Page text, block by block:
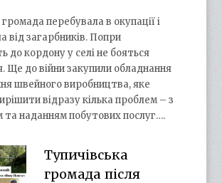
перебувала в окупації і
від загарбників. Попри
до кордону у селі не бояться
Ще до війни закупили обладнання
швейного виробництва, яке
відразу кілька проблем – з
та наданням побутових послуг….
Тупичівська
громада після